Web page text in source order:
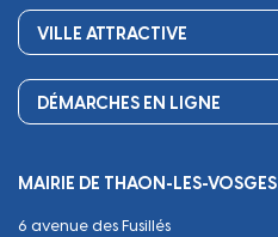
Démocratie participative
Publications
Scolarité
Périscolaire
Séniors, social, santé
Circuler
Culture
Associations
Equipements
VILLE ATTRACTIVE
Commerces et artisanat
Urbanisme
Tranquillité et sécurité
DÉMARCHES EN LIGNE
Décès
Papiers et citoyenneté
MAIRIE DE THAON-LES-VOSGES
6 avenue des Fusillés